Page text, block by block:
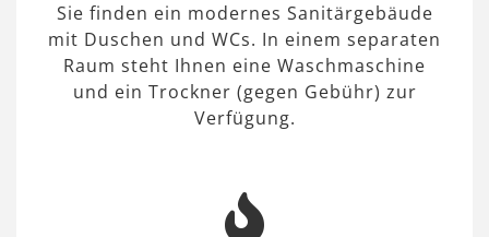
Sie finden ein modernes Sanitärgebäude
mit Duschen und WCs. In einem separaten
Raum steht Ihnen eine Waschmaschine
und ein Trockner (gegen Gebühr) zur
Verfügung.